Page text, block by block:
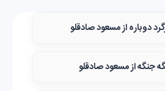
دوباره از مسعود صادقلو
جنگه از مسعود صادقلو